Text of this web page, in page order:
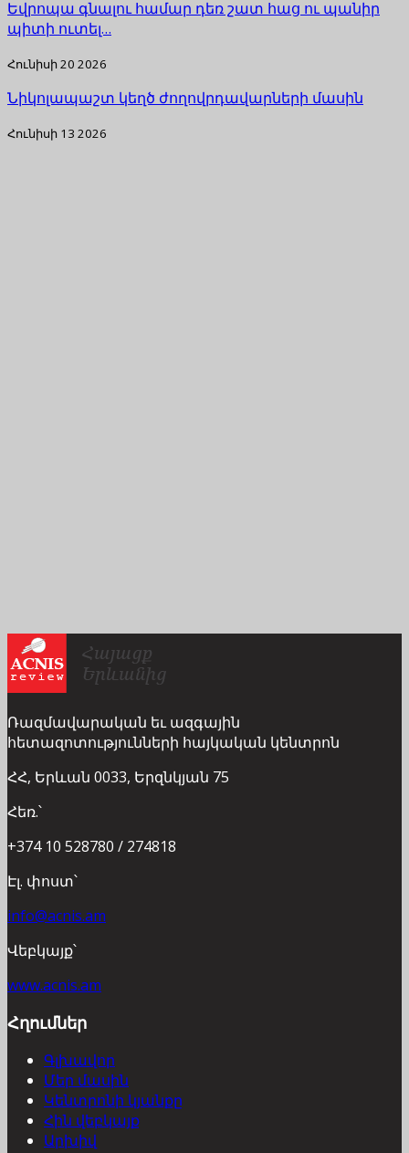
Եվրոպա գնալու համար դեռ շատ հաց ու պանիր
պիտի ուտել…
Հունիսի 20 2026
Նիկոլապաշտ կեղծ ժողովրդավարների մասին
Հունիսի 13 2026
Ռազմավարական եւ ազգային
հետազոտությունների հայկական կենտրոն
ՀՀ, Երևան 0033, Երզնկյան 75
Հեռ.՝
+374 10 528780 / 274818
Էլ. փոստ՝
info@acnis.am
Վեբկայք՝
www.acnis.am
Հղումներ
Գլխավոր
Մեր մասին
Կենտրոնի կյանքը
Հին վեբկայք
Արխիվ